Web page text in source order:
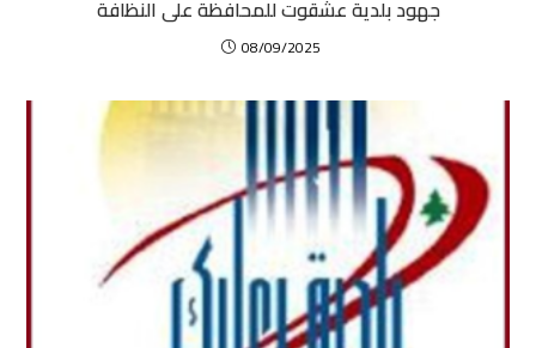
جهود بلدية عشقوت للمحافظة على النظافة
08/09/2025